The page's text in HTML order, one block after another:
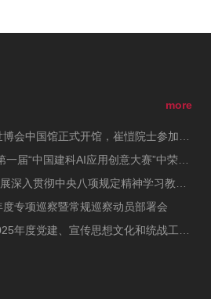
more
2025年日本大阪世博会中国馆正式开馆，崔愷院士参加开幕式
中国院6个作品在第一届“中国建科AI应用创意大赛”中荣获佳绩
中国院党委部署开展深入贯彻中央八项规定精神学习教育工作
专项巡察暨常规巡察动员部署会
中国院党委召开2025年度党建、宣传思想文化和统战工作会议暨党风廉政建设和反腐败工作会议、警示教育大会